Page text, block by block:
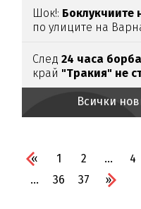
Шок!: Боклукчиите
по улиците на
След 24 часа
край "Тракия" не
Всички
« 1 2 ... 4
...
36 37 »